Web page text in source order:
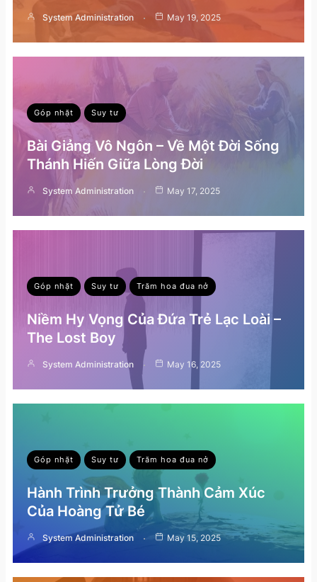
System Administration May 19, 2025
Góp nhặt Suy tư
Bài Giảng Vô Ngôn – Về Một Đời Sống
Thánh Hiến Giữa Lòng Đời
System Administration May 17, 2025
Góp nhặt Suy tư Trăm hoa đua nở
Niềm Hy Vọng Của Đứa Trẻ Lạc Loài –
The Lost Boy
System Administration May 16, 2025
Góp nhặt Suy tư Trăm hoa đua nở
Hành Trình Trưởng Thành Cảm Xúc
Của Hoàng Tử Bé
System Administration May 15, 2025